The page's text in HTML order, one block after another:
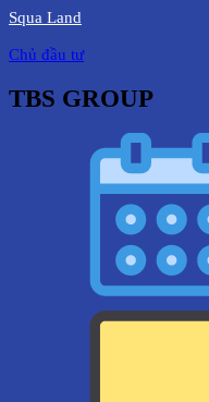
Squa Land
Chủ đầu tư
TBS GROUP